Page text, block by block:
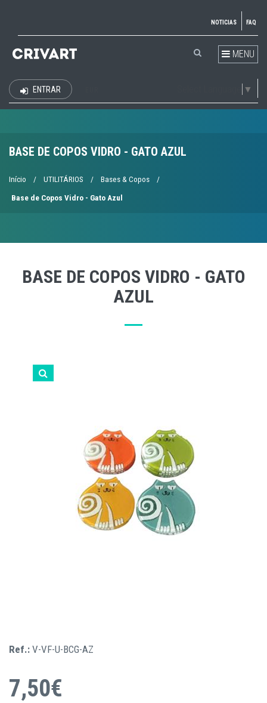
NOTICIAS FAQ
MENU
▼
ENTRAR
BASE DE COPOS VIDRO - GATO AZUL
Início / UTILITÁRIOS / Bases & Copos /
Base de Copos Vidro - Gato Azul
BASE DE COPOS VIDRO - GATO
AZUL
Ref.: V-VF-U-BCG-AZ
7,50€